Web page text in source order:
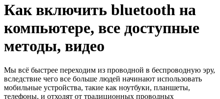
Как включить bluetooth на
компьютере, все доступные
методы, видео
Мы всё быстрее переходим из проводной в беспроводную эру,
вследствие чего все больше людей начинают использовать
мобильные устройства, такие как ноутбуки, планшеты,
телефоны, и отходят от традиционных проводных